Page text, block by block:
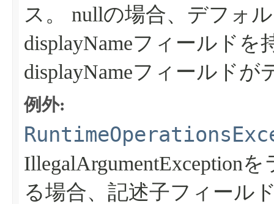
ス。
nullの場合、デフォ
displayNameフィールド
displayNameフィールド
例外:
IllegalArgumentException
る場合、記述子フィール